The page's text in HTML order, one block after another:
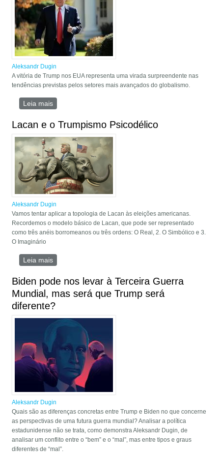
Aleksandr Dugin
A vitória de Trump nos EUA representa uma virada surpreendente nas
tendências previstas pelos setores mais avançados do globalismo.
Leia mais
Lacan e o Trumpismo Psicodélico
Aleksandr Dugin
Vamos tentar aplicar a topologia de Lacan às eleições americanas.
Recordemos o modelo básico de Lacan, que pode ser representado
como três anéis borromeanos ou três ordens: O Real, 2. O Simbólico e 3.
O Imaginário
Leia mais
Biden pode nos levar à Terceira Guerra
Mundial, mas será que Trump será
diferente?
Aleksandr Dugin
Quais são as diferenças concretas entre Trump e Biden no que concerne
as perspectivas de uma futura guerra mundial? Analisar a política
estadunidense não se trata, como demonstra Aleksandr Dugin, de
analisar um conflito entre o “bem” e o “mal”, mas entre tipos e graus
diferentes de “mal”.